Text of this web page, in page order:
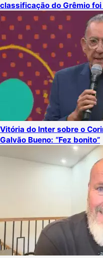
classificação do Grêmio
Vitória do Inter sobre o
Galvão Bueno: “Fez bonito”